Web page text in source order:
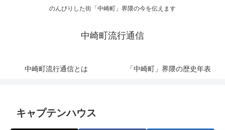
のんびりした街「中崎町」界隈の今を伝えます
中崎町流行通信
中崎町流行通信とは 「中崎町」界隈の歴史年表
キャプテンハウス